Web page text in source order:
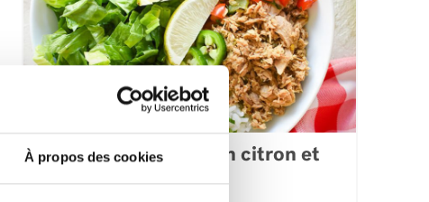
À propos des cookies
Bol de salade au thon citron et